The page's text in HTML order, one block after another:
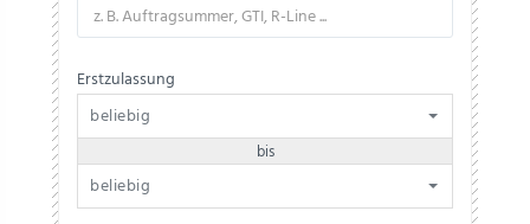
Erstzulassung
beliebig
bis
beliebig